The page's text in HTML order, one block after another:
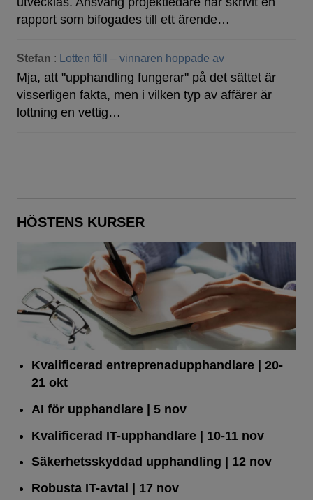
rapport som bifogades till ett ärende…
Stefan : Lotten föll – vinnaren hoppade av
Mja, att "upphandling fungerar" på det sättet är
visserligen fakta, men i vilken typ av affärer är
lottning en vettig…
HÖSTENS KURSER
Kvalificerad entreprenad­upphandlare
| 20-
21 okt
AI för upphandlare| 5 nov
Kvalificerad IT-upphandlare| 10-11 nov
Säkerhetsskyddad upphandling | 12 nov
Robusta IT-avtal
| 17 nov